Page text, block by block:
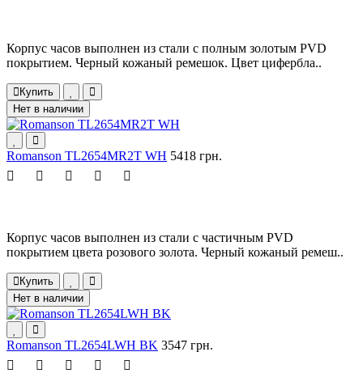
Корпус часов выполнен из стали с полным золотым PVD
покрытием. Черный кожаный ремешок. Цвет цифербла..
Купить
Нет в наличии
Romanson TL2654MR2T WH 5418 грн.
Корпус часов выполнен из стали с частичным PVD
покрытием цвета розового золота. Черный кожаный ремеш..
Купить
Нет в наличии
Romanson TL2654LWH BK 3547 грн.